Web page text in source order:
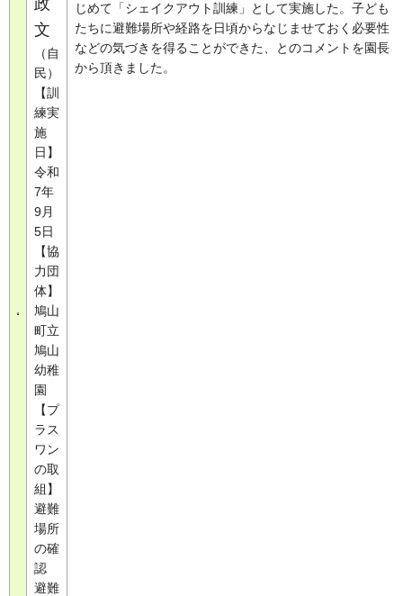
文
（自
民）
【訓
練実
施
日】
令和
7年
9月
5日
【協
力団
体】
鳩山
町立
鳩山
幼稚
園
【プ
ラス
ワン
の取
組】
避難
場所
の確
認
避難
じめて「シェイクアウト訓練」として実施した。子ども
たちに避難場所や経路を日頃からなじませておく必要性
などの気づきを得ることができた、とのコメントを園長
から頂きました。